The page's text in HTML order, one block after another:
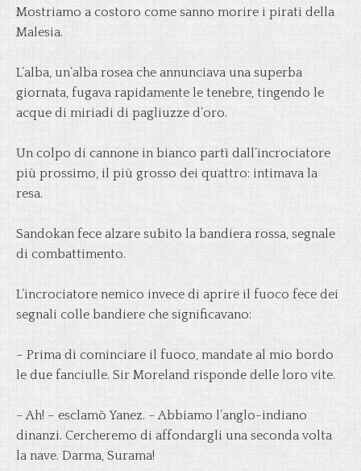
Mostriamo a costoro come sanno morire i pirati della
Malesia.
L’alba, un’alba rosea che annunciava una superba
giornata, fugava rapidamente le tenebre, tingendo le
acque di miriadi di pagliuzze d’oro.
Un colpo di cannone in bianco partì dall’incrociatore
più prossimo, il più grosso dei quattro: intimava la
resa.
Sandokan fece alzare subito la bandiera rossa, segnale
di combattimento.
L’incrociatore nemico invece di aprire il fuoco fece dei
segnali colle bandiere che significavano:
– Prima di cominciare il fuoco, mandate al mio bordo
le due fanciulle. Sir Moreland risponde delle loro vite.
– Ah! – esclamò Yanez. – Abbiamo l’anglo-indiano
dinanzi. Cercheremo di affondargli una seconda volta
la nave. Darma, Surama!